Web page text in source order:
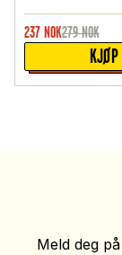
237 NOK279 NOK
KJØP
Meld deg